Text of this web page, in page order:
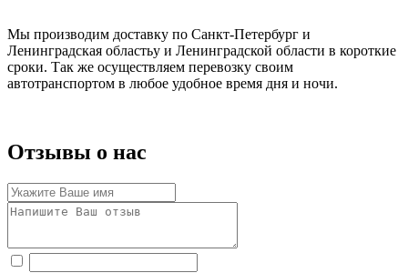
Мы производим доставку по Санкт-Петербург и
Ленинградская областьу и Ленинградской области в короткие
сроки. Так же осуществляем перевозку своим
автотранспортом в любое удобное время дня и ночи.
Отзывы о нас